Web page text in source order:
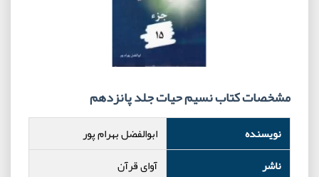
مشخصات کتاب نسیم حیات جلد پانزدهم
نویسنده
ابوالفضل بهرام پور
ناشر
آوای قرآن